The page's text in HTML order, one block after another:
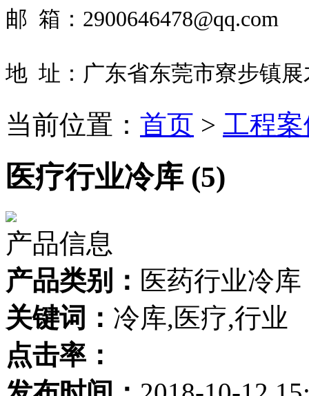
邮 箱：2900646478@qq.com
地 址： 广东省东莞市寮步镇
当前位置： 首页 > 工程
医疗行业冷库 (5)
产品信息
产品类别： 医药行业冷库
关键词： 冷库,医疗,行业
点击率：